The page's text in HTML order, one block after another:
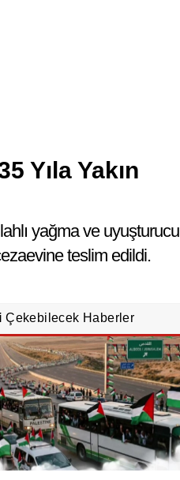
Yıla Yakın
yağma ve uyuşturucu
teslim edildi.
Çekebilecek Haberler